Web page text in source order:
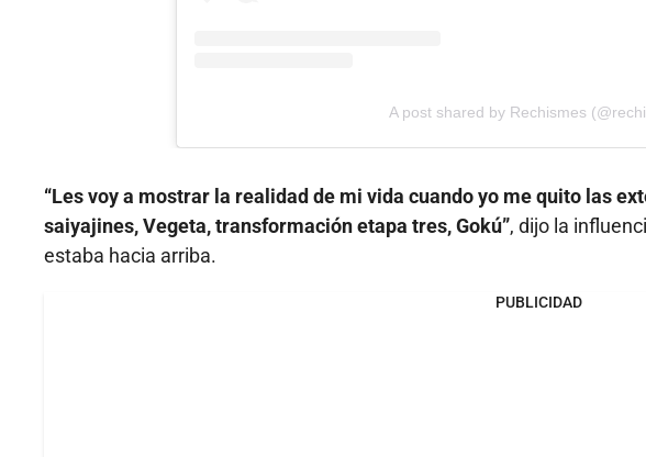
A post shared by Rechismes
“Les voy a mostrar la realidad de mi vida cuando yo me quito las
saiyajines, Vegeta, transformación etapa tres, Gokú”, dijo la
estaba hacia arriba.
PUBLICIDAD